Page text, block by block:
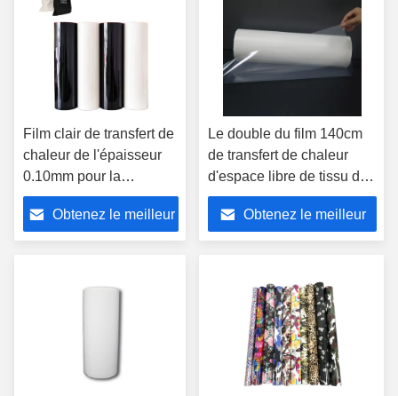
Film clair de transfert de
chaleur de l'épaisseur
0.10mm pour la
décoration de vêtement
pour des sacs
Obtenez le meilleur
Le double du film 140cm
de transfert de chaleur
d'espace libre de tissu de
TPU a dégrossi petit pain
adhésifObtenez le meilleur